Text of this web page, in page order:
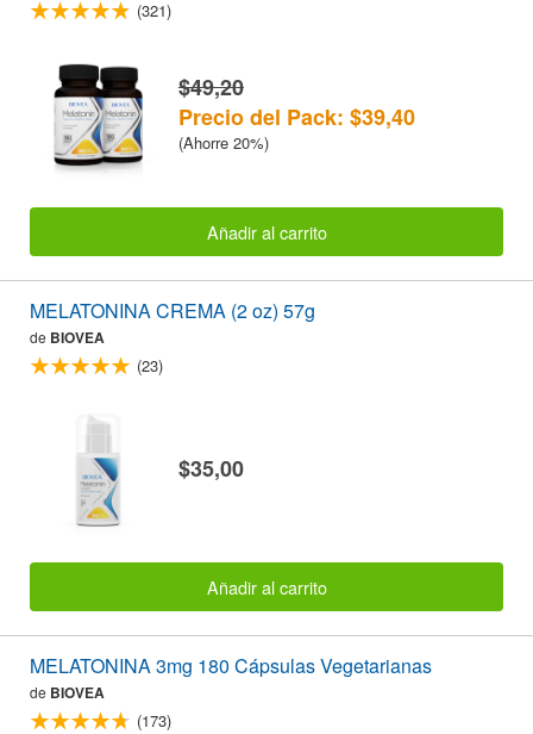
(321)
$49,20
Precio del Pack: $39,40
(Ahorre 20%)
Añadir al carrito
MELATONINA CREMA (2 oz) 57g
de BIOVEA
(23)
$35,00
Añadir al carrito
MELATONINA 3mg 180 Cápsulas Vegetarianas
de BIOVEA
(173)